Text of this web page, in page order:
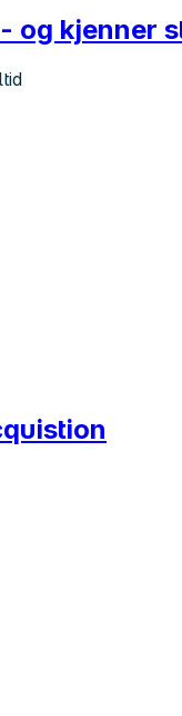
og kjenner